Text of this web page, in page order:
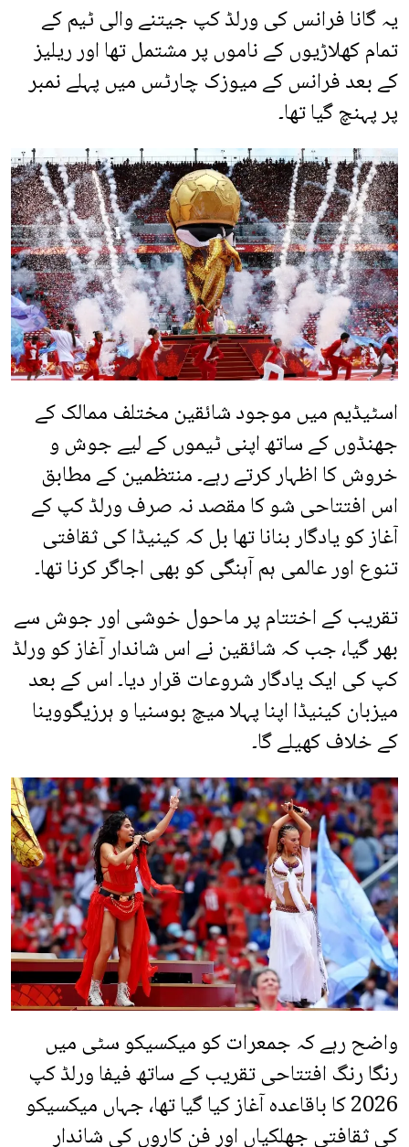
یہ گانا فرانس کی ورلڈ کپ جیتنے والی ٹیم کے
تمام کھلاڑیوں کے ناموں پر مشتمل تھا اور ریلیز
کے بعد فرانس کے میوزک چارٹس میں پہلے نمبر
پر پہنچ گیا تھا۔
اسٹیڈیم میں موجود شائقین مختلف ممالک کے
جھنڈوں کے ساتھ اپنی ٹیموں کے لیے جوش و
خروش کا اظہار کرتے رہے۔ منتظمین کے مطابق
اس افتتاحی شو کا مقصد نہ صرف ورلڈ کپ کے
آغاز کو یادگار بنانا تھا بل کہ کینیڈا کی ثقافتی
تنوع اور عالمی ہم آہنگی کو بھی اجاگر کرنا تھا۔
تقریب کے اختتام پر ماحول خوشی اور جوش سے
بھر گیا، جب کہ شائقین نے اس شاندار آغاز کو ورلڈ
کپ کی ایک یادگار شروعات قرار دیا۔ اس کے بعد
میزبان کینیڈا اپنا پہلا میچ بوسنیا و ہرزیگووینا
کے خلاف کھیلے گا۔
واضح رہے کہ جمعرات کو میکسیکو سٹی میں
رنگا رنگ افتتاحی تقریب کے ساتھ فیفا ورلڈ کپ
2026 کا باقاعدہ آغاز کیا گیا تھا، جہاں میکسیکو
کی ثقافتی جھلکیاں اور فن کاروں کی شاندار